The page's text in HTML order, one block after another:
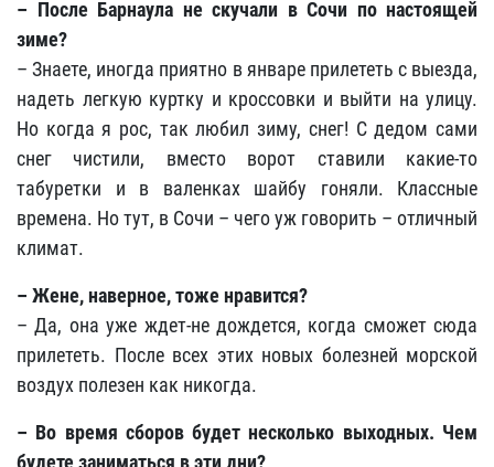
– После Барнаула не скучали в Сочи по настоящей
зиме?
– Знаете, иногда приятно в январе прилететь с выезда,
надеть легкую куртку и кроссовки и выйти на улицу.
Но когда я рос, так любил зиму, снег! С дедом сами
снег чистили, вместо ворот ставили какие-то
табуретки и в валенках шайбу гоняли. Классные
времена. Но тут, в Сочи – чего уж говорить – отличный
климат.
– Жене, наверное, тоже нравится?
– Да, она уже ждет-не дождется, когда сможет сюда
прилететь. После всех этих новых болезней морской
воздух полезен как никогда.
– Во время сборов будет несколько выходных. Чем
будете заниматься в эти дни?